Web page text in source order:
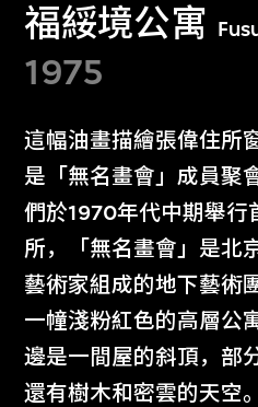
福綏境公寓
1975
這幅油畫描繪張偉住所
是「無名畫會」成員聚
們於1970年代中期舉行
所，「無名畫會」是北
藝術家組成的地下藝術
一幢淺粉紅色的高層公
邊是一間屋的斜頂，部
還有樹木和密雲的天空